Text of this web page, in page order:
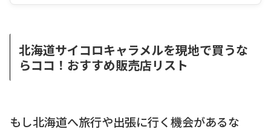
北海道サイコロキャラメルを現地で買うな
らココ！おすすめ販売店リスト
もし北海道へ旅行や出張に行く機会があるな